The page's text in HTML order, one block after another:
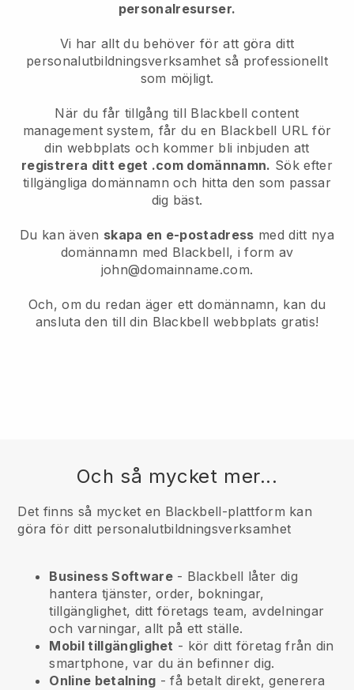
personalresurser.
Vi har allt du behöver för att göra ditt
personalutbildningsverksamhet så professionellt
som möjligt.
När du får tillgång till Blackbell content
management system, får du en Blackbell URL för
din webbplats och kommer bli inbjuden att
registrera ditt eget .com domännamn. Sök efter
tillgängliga domännamn och hitta den som passar
dig bäst.
Du kan även skapa en e-postadress med ditt nya
domännamn med Blackbell, i form av
john@domainname.com.
Och, om du redan äger ett domännamn, kan du
ansluta den till din Blackbell webbplats gratis!
Och så mycket mer...
Det finns så mycket en Blackbell-plattform kan
göra för ditt personalutbildningsverksamhet
Business Software- Blackbell låter dig
hantera tjänster, order, bokningar,
tillgänglighet, ditt företags team, avdelningar
och varningar, allt på ett ställe.
Mobil tillgänglighet - kör ditt företag från din
smartphone, var du än befinner dig.
Online betalning - få betalt direkt, generera